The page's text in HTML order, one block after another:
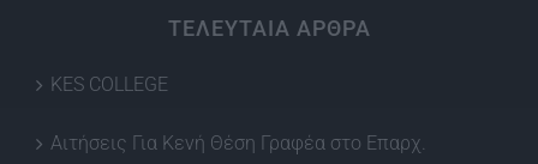
ΤΕΛΕΥΤΑΙΑ ΑΡΘΡΑ
KES COLLEGE
Αιτήσεις Για Κενή Θέση Γραφέα στο Επαρχ.